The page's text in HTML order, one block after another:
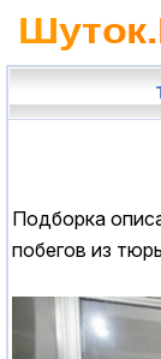
Подборка
побегов из